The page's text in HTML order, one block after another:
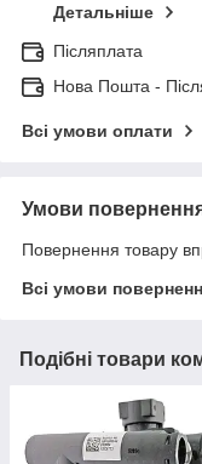
Детальніше
Післяплата
Нова Пошта -
Всі умови оплати
Умови
Повернення товару
Всі умови
Подібні товари